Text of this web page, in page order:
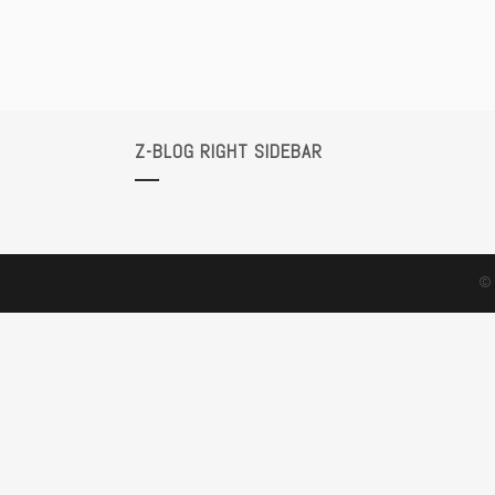
Z-BLOG RIGHT SIDEBAR
©